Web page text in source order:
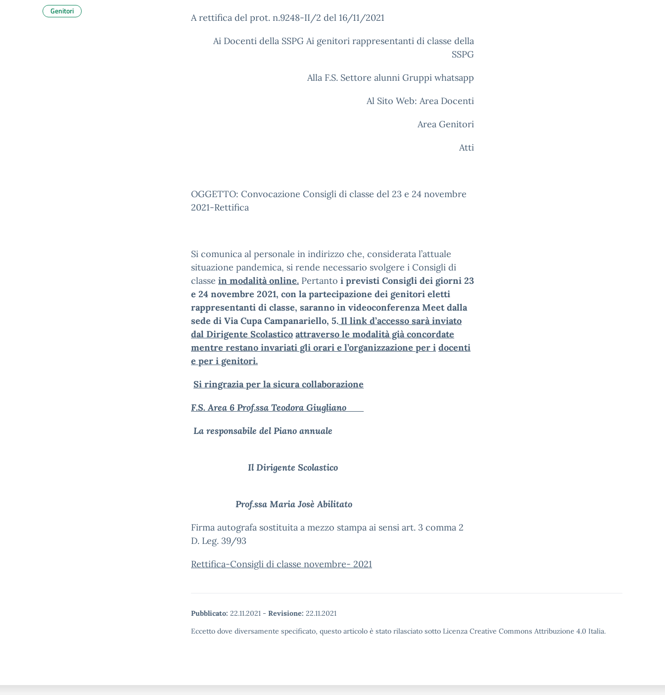
A rettifica del prot. n.9248-II/2 del 16/11/2021
Ai Docenti della SSPG Ai genitori rappresentanti di classe della
SSPG
Alla F.S. Settore alunni Gruppi whatsapp
Al Sito Web: Area Docenti
Area Genitori
Atti
OGGETTO: Convocazione Consigli di classe del 23 e 24 novembre
2021-Rettifica
Si comunica al personale in indirizzo che, considerata l’attuale
situazione pandemica, si rende necessario svolgere i Consigli di
classe in modalità online. Pertanto i previsti Consigli dei giorni 23
e 24 novembre 2021, con la partecipazione dei genitori eletti
rappresentanti di classe, saranno in videoconferenza Meet dalla
sede di Via Cupa Campanariello, 5. Il link d’accesso sarà inviato
dal Dirigente Scolastico attraverso le modalità già concordate
mentre restano invariati gli orari e l’organizzazione per i docenti
e per i genitori.
Si ringrazia per la sicura collaborazione
F.S. Area 6 Prof.ssa Teodora Giugliano
La responsabile del Piano annuale
Il Dirigente Scolastico
Prof.ssa Maria Josè Abilitato
Firma autografa sostituita a mezzo stampa ai sensi art. 3 comma 2
D. Leg. 39/93
Rettifica-Consigli di classe novembre- 2021
Pubblicato: 22.11.2021 - Revisione: 22.11.2021
Eccetto dove diversamente specificato, questo articolo è stato rilasciato sotto Licenza Creative Commons Attribuzione 4.0 Italia.
Genitori